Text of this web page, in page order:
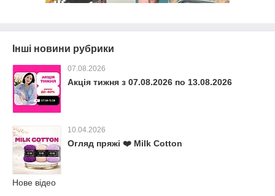
Інші новини рубрики
07.08.2026
Акція тижня з 07.08.2026 по 13.08.2026
10.04.2026
Огляд пряжі ❤️ Milk Cotton
Нове відео